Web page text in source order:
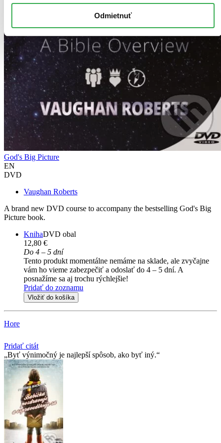
Odmietnuť
God's Big Picture
EN
DVD
Vaughan Roberts
A brand new DVD course to accompany the bestselling God's Big
Picture book.
KnihaDVD obal
12,80 €
Do 4 – 5 dní
Tento produkt momentálne nemáme na sklade, ale zvyčajne
vám ho vieme zabezpečiť a odoslať do 4 – 5 dní. A
posnažíme sa aj trochu rýchlejšie!
Pridať do zoznamu
Vložiť do košíka
Hore
Pridať citát
Byť výnimočný je najlepší spôsob, ako byť iný.